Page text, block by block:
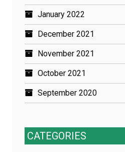
January 2022
December 2021
November 2021
October 2021
September 2020
CATEGORIES